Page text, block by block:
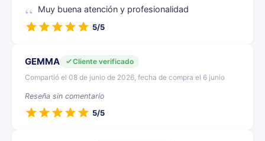
Muy buena atención y profesionalidad
5/5
GEMMA
Cliente verificado
Compartió el 08 de junio de 2026, fecha de compra el 6 junio
Reseña sin comentario
5/5